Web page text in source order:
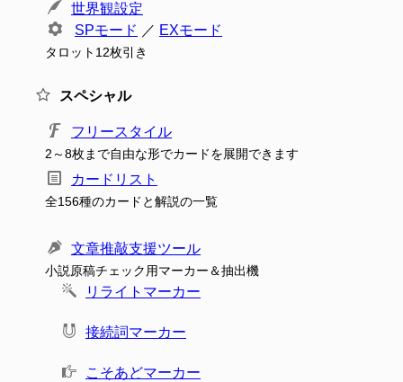
世界観設定
SPモード ／ EXモード
タロット12枚引き
スペシャル
フリースタイル
2～8枚まで自由な形でカードを展開できます
カードリスト
全156種のカードと解説の一覧
文章推敲支援ツール
小説原稿チェック用マーカー＆抽出機
リライトマーカー
接続詞マーカー
こそあどマーカー